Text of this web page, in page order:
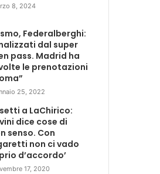
8, 2024
Federalberghi:
dal super
pass. Madrid ha
le prenotazioni
25, 2022
a LaChirico:
dice cose di
senso. Con
non ci vado
d’accordo’
17, 2020